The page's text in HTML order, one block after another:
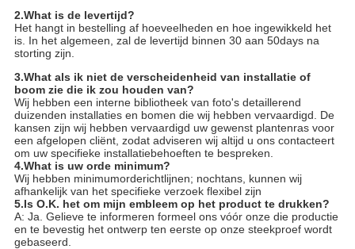
2.What is de levertijd?
Het hangt in bestelling af hoeveelheden en hoe ingewikkeld het
is. In het algemeen, zal de levertijd binnen 30 aan 50days na
storting zijn.
3.What als ik niet de verscheidenheid van installatie of
boom zie die ik zou houden van?
Wij hebben een interne bibliotheek van foto's detaillerend
duizenden installaties en bomen die wij hebben vervaardigd. De
kansen zijn wij hebben vervaardigd uw gewenst plantenras voor
een afgelopen cliënt, zodat adviseren wij altijd u ons contacteert
om uw specifieke installatiebehoeften te bespreken.
4.What is uw orde minimum?
Wij hebben minimumorderichtlijnen; nochtans, kunnen wij
afhankelijk van het specifieke verzoek flexibel zijn
5.Is O.K. het om mijn embleem op het product te drukken?
A: Ja. Gelieve te informeren formeel ons vóór onze die productie
en te bevestig het ontwerp ten eerste op onze steekproef wordt
gebaseerd.